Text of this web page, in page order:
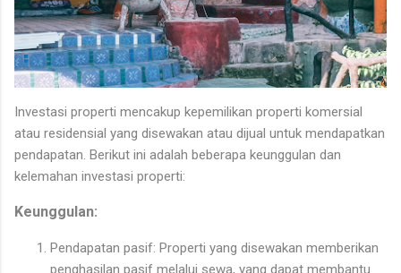
Investasi properti mencakup kepemilikan properti komersial
atau residensial yang disewakan atau dijual untuk mendapatkan
pendapatan. Berikut ini adalah beberapa keunggulan dan
kelemahan investasi properti:
Keunggulan:
Pendapatan pasif: Properti yang disewakan memberikan
penghasilan pasif melalui sewa, yang dapat membantu